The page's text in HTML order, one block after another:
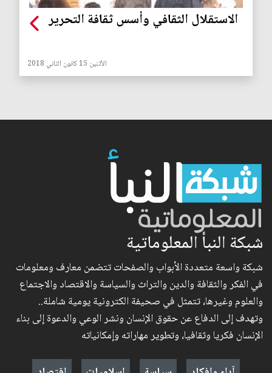
الاستقلال الثقافي وأسس ثقافة التحرير
الأثنين 15 كانون الثاني 2018
شبكة النبأ المعلوماتية
شبكة واسعة متعددة الأبواب والصفحات تتضمن معارف ومعلومات
في الفكر والثقافة والدين والتراث والسياسة والاقتصاد والاجتماع
والعلوم وغيرها، تتمثل في صحيفة الكترونية يومية شاملة..
وتهدف إلى الدفاع عن حقوق الإنسان ونشر الوعي والدعوة إلى بناء
الإنسان فكريا وثقافيا، وتطوير مهاراته وإمكانياته